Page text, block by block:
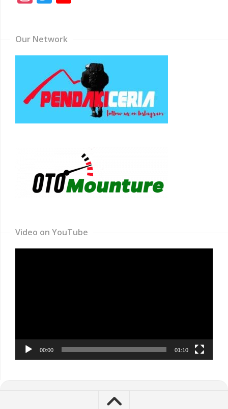
Our Network
Video on YouTube
00:00 01:10